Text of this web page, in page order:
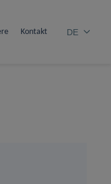
Kontakt DE